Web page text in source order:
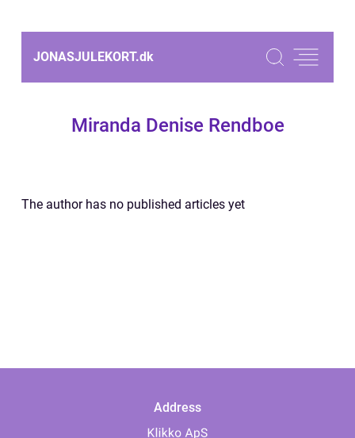
JONASJULEKORT.dk
Miranda Denise Rendboe
The author has no published articles yet
Address